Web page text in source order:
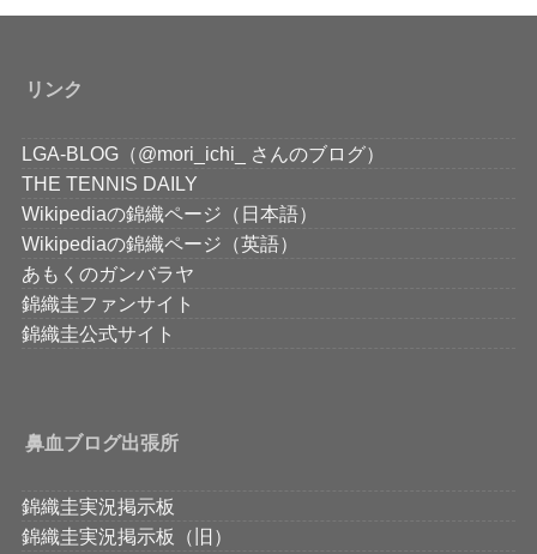
リンク
LGA-BLOG（@mori_ichi_ さんのブログ）
THE TENNIS DAILY
Wikipediaの錦織ページ（日本語）
Wikipediaの錦織ページ（英語）
あもくのガンバラヤ
錦織圭ファンサイト
錦織圭公式サイト
鼻血ブログ出張所
錦織圭実況掲示板
錦織圭実況掲示板（旧）